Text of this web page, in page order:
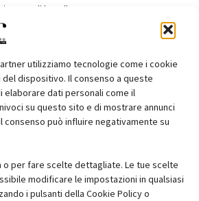
utilizziamo tecnologie come i cookie
dispositivo. Il consenso a queste
dati personali come il
su questo sito e di mostrare annunci
può influire negativamente su
per fare scelte dettagliate. Le tue scelte
modificare le impostazioni in qualsiasi
i pulsanti della Cookie Policy o
di lamelle
1of 22
EVENTI
2026
Redazione